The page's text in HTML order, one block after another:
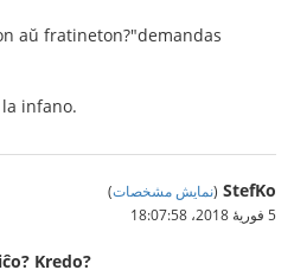
aŭ fratineton?"demandas
infano.
StefKo
(نمایش مشخصات)
5 فوریهٔ 2018،‏ 18:07:58
Kredo?